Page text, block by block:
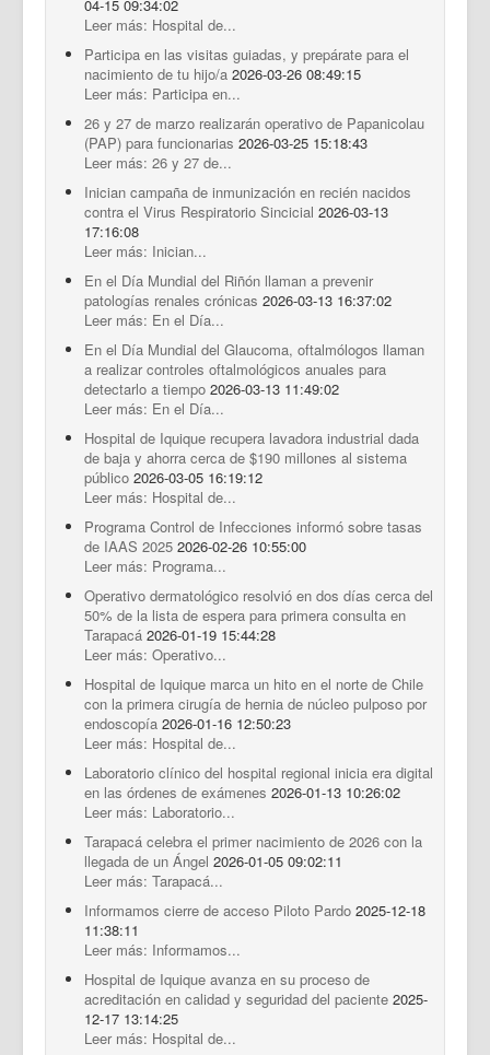
04-15 09:34:02
Leer más: Hospital de...
Participa en las visitas guiadas, y prepárate para el
nacimiento de tu hijo/a 2026-03-26 08:49:15
Leer más: Participa en...
26 y 27 de marzo realizarán operativo de Papanicolau
(PAP) para funcionarias 2026-03-25 15:18:43
Leer más: 26 y 27 de...
Inician campaña de inmunización en recién nacidos
contra el Virus Respiratorio Sincicial 2026-03-13
17:16:08
Leer más: Inician...
En el Día Mundial del Riñón llaman a prevenir
patologías renales crónicas 2026-03-13 16:37:02
Leer más: En el Día...
En el Día Mundial del Glaucoma, oftalmólogos llaman
a realizar controles oftalmológicos anuales para
detectarlo a tiempo 2026-03-13 11:49:02
Leer más: En el Día...
Hospital de Iquique recupera lavadora industrial dada
de baja y ahorra cerca de $190 millones al sistema
público 2026-03-05 16:19:12
Leer más: Hospital de...
Programa Control de Infecciones informó sobre tasas
de IAAS 2025 2026-02-26 10:55:00
Leer más: Programa...
Operativo dermatológico resolvió en dos días cerca del
50% de la lista de espera para primera consulta en
Tarapacá 2026-01-19 15:44:28
Leer más: Operativo...
Hospital de Iquique marca un hito en el norte de Chile
con la primera cirugía de hernia de núcleo pulposo por
endoscopía 2026-01-16 12:50:23
Leer más: Hospital de...
Laboratorio clínico del hospital regional inicia era digital
en las órdenes de exámenes 2026-01-13 10:26:02
Leer más: Laboratorio...
Tarapacá celebra el primer nacimiento de 2026 con la
llegada de un Ángel 2026-01-05 09:02:11
Leer más: Tarapacá...
Informamos cierre de acceso Piloto Pardo 2025-12-18
11:38:11
Leer más: Informamos...
Hospital de Iquique avanza en su proceso de
acreditación en calidad y seguridad del paciente 2025-
12-17 13:14:25
Leer más: Hospital de...